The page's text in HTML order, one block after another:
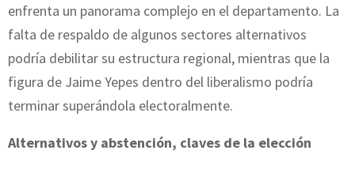
enfrenta un panorama complejo en el departamento. La
falta de respaldo de algunos sectores alternativos
podría debilitar su estructura regional, mientras que la
figura de Jaime Yepes dentro del liberalismo podría
terminar superándola electoralmente.
Alternativos y abstención, claves de la elección